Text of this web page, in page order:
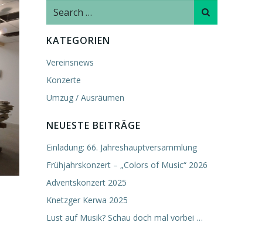
Search
KATEGORIEN
Vereinsnews
Konzerte
Umzug / Ausräumen
NEUESTE BEITRÄGE
Einladung: 66. Jahreshauptversammlung
Frühjahrskonzert – „Colors of Music“ 2026
Adventskonzert 2025
Knetzger Kerwa 2025
Lust auf Musik? Schau doch mal vorbei …